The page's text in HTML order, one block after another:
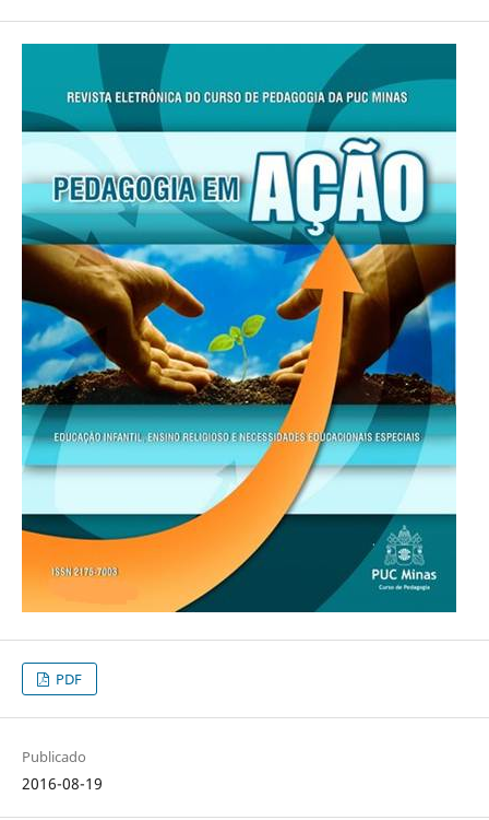
PDF
Publicado
2016-08-19